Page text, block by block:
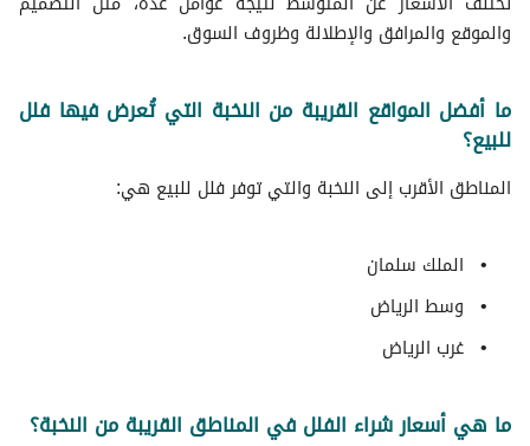
والموقع والمرافق والإطلالة وظروف السوق.
ما أفضل المواقع القريبة من النخبة التي تُعرض فيها فلل
للبيع؟
المناطق الأقرب إلى النخبة والتي توفر فلل للبيع هي:
الملك سلمان
وسط الرياض
غرب الرياض
ما هي أسعار شراء الفلل في المناطق القريبة من النخبة؟